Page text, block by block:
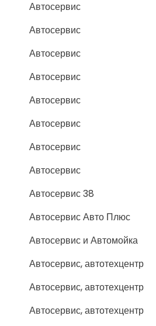
Автосервис
Автосервис
Автосервис
Автосервис
Автосервис
Автосервис
Автосервис
Автосервис
Автосервис 38
Автосервис Авто Плюс
Автосервис и Автомойка
Автосервис, автотехцентр
Автосервис, автотехцентр
Автосервис, автотехцентр